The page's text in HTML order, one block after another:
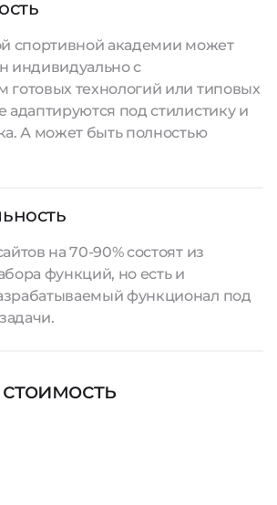
спортивной академии может
индивидуально с
готовых технологий или типовых
адаптируются под стилистику и
А может быть полностью
на 70-90% состоят из
функций, но есть и
функционал под